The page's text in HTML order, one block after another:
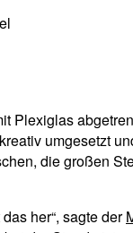
Plexiglas
umgesetzt
die großen
her“, sagte der